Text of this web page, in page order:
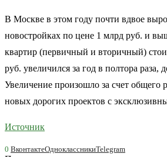
В Москве в этом году почти вдвое
новостройках по цене 1 млрд руб. и
квартир (первичный и вторичный)
руб. увеличился за год в полтора раза,
Увеличение произошло за счет общего
новых дорогих проектов с
Источник
0 ВконтактеОдноклассникиTelegram